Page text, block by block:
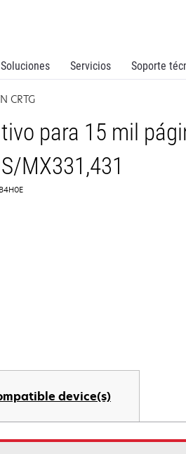
Soluciones Servicios Soporte
CRTG
para 15 mil
MX331,431
device(s)